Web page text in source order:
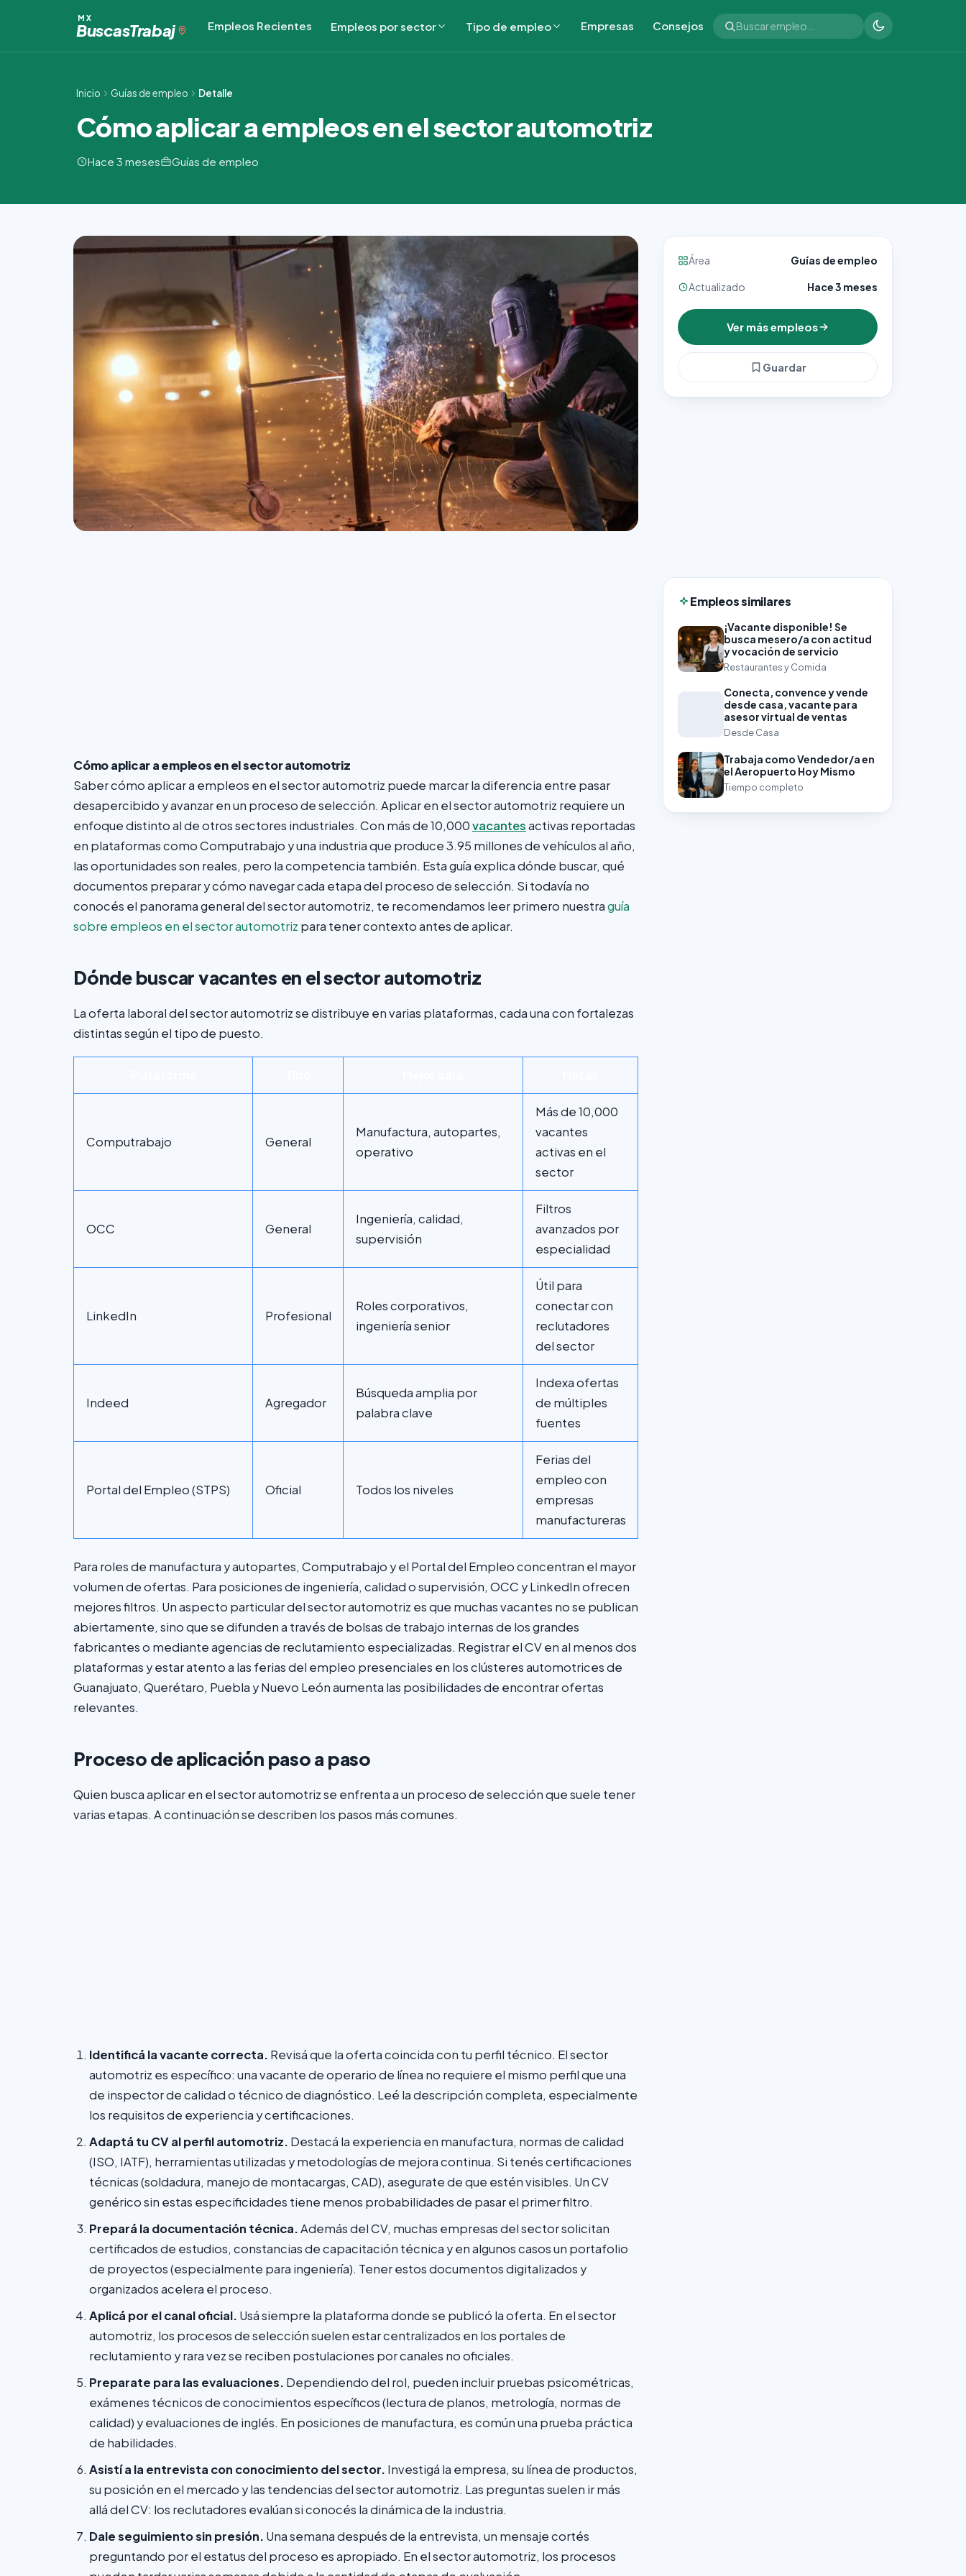
MX
BuscasTrabaj Empleos Recientes Empleos por sector Tipo de empleo Empresas Consejos
Inicio Guías de empleo Detalle
Cómo aplicar a empleos en el sector automotriz
Hace 3 meses Guías de empleo
Cómo aplicar a empleos en el sector automotriz
Saber cómo aplicar a empleos en el sector automotriz puede marcar la diferencia entre pasar
desapercibido y avanzar en un proceso de selección. Aplicar en el sector automotriz requiere un
enfoque distinto al de otros sectores industriales. Con más de 10,000vacantesactivas reportadas
en plataformas como Computrabajo y una industria que produce 3.95 millones de vehículos al año,
las oportunidades son reales, pero la competencia también. Esta guía explica dónde buscar, qué
documentos preparar y cómo navegar cada etapa del proceso de selección. Si todavía no
conocés el panorama general del sector automotriz, te recomendamos leer primero nuestraguía
sobre empleos en el sector automotriz para tener contexto antes de aplicar.
Dónde buscar vacantes en el sector automotriz
La oferta laboral del sector automotriz se distribuye en varias plataformas, cada una con fortalezas
distintas según el tipo de puesto.
Computrabajo General
Manufactura, autopartes,
operativo
Más de 10,000
vacantes
activas en el
sector
OCC General
Ingeniería, calidad,
supervisión
Filtros
avanzados por
especialidad
LinkedIn Profesional
Roles corporativos,
ingeniería senior
Útil para
conectar con
reclutadores
del sector
Indeed Agregador
Búsqueda amplia por
palabra clave
Indexa ofertas
de múltiples
fuentes
Portal del Empleo (STPS) Oficial Todos los niveles
Ferias del
empleo con
empresas
manufactureras
Para roles de manufactura y autopartes, Computrabajo y el Portal del Empleo concentran el mayor
volumen de ofertas. Para posiciones de ingeniería, calidad o supervisión, OCC y LinkedIn ofrecen
mejores filtros. Un aspecto particular del sector automotriz es que muchas vacantes no se publican
abiertamente, sino que se difunden a través de bolsas de trabajo internas de los grandes
fabricantes o mediante agencias de reclutamiento especializadas. Registrar el CV en al menos dos
plataformas y estar atento a las ferias del empleo presenciales en los clústeres automotrices de
Guanajuato, Querétaro, Puebla y Nuevo León aumenta las posibilidades de encontrar ofertas
relevantes.
Proceso de aplicación paso a paso
Quien busca aplicar en el sector automotriz se enfrenta a un proceso de selección que suele tener
varias etapas. A continuación se describen los pasos más comunes.
Identificá la vacante correcta. Revisá que la oferta coincida con tu perfil técnico. El sector
automotriz es específico: una vacante de operario de línea no requiere el mismo perfil que una
de inspector de calidad o técnico de diagnóstico. Leé la descripción completa, especialmente
los requisitos de experiencia y certificaciones.
Adaptá tu CV al perfil automotriz. Destacá la experiencia en manufactura, normas de calidad
(ISO, IATF), herramientas utilizadas y metodologías de mejora continua. Si tenés certificaciones
técnicas (soldadura, manejo de montacargas, CAD), asegurate de que estén visibles. Un CV
genérico sin estas especificidades tiene menos probabilidades de pasar el primer filtro.
Prepará la documentación técnica.Además del CV, muchas empresas del sector solicitan
certificados de estudios, constancias de capacitación técnica y en algunos casos un portafolio
de proyectos (especialmente para ingeniería). Tener estos documentos digitalizados y
organizados acelera el proceso.
Aplicá por el canal oficial. Usá siempre la plataforma donde se publicó la oferta. En el sector
automotriz, los procesos de selección suelen estar centralizados en los portales de
reclutamiento y rara vez se reciben postulaciones por canales no oficiales.
Preparate para las evaluaciones. Dependiendo del rol, pueden incluir pruebas psicométricas,
exámenes técnicos de conocimientos específicos (lectura de planos, metrología, normas de
calidad) y evaluaciones de inglés. En posiciones de manufactura, es común una prueba práctica
de habilidades.
Asistí a la entrevista con conocimiento del sector. Investigá la empresa, su línea de productos,
su posición en el mercado y las tendencias del sector automotriz. Las preguntas suelen ir más
allá del CV: los reclutadores evalúan si conocés la dinámica de la industria.
Dale seguimiento sin presión. Una semana después de la entrevista, un mensaje cortés
preguntando por el estatus del proceso es apropiado. En el sector automotriz, los procesos
Área Guías de empleo
Actualizado Hace 3 meses
Ver más empleos
Guardar
Empleos similares
¡Vacante disponible! Se
busca mesero/a con actitud
y vocación de servicio
Restaurantes y Comida
Conecta, convence y vende
desde casa, vacante para
asesor virtual de ventas
Desde Casa
Trabaja como Vendedor/a en
el Aeropuerto Hoy Mismo
Tiempo completo